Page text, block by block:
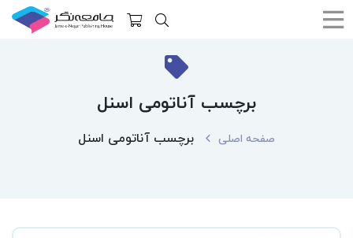
برچسب آناتومی اسنل
صفحه اصلی برچسب آناتومی اسنل